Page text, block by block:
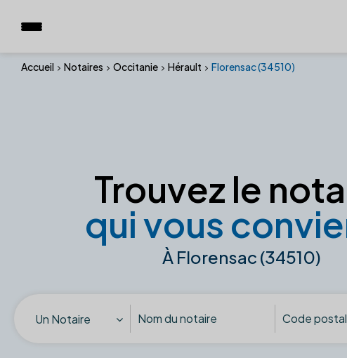
Accueil Notaires Occitanie Hérault Florensac (34510)
Trouvez le
qui vous
À Florensac (34510)
Un Notaire